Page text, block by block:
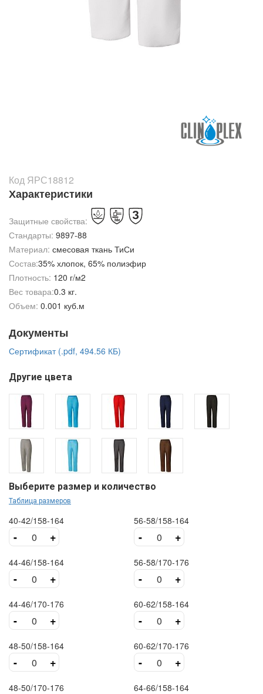
Код ЯРС18812
Характеристики
Защитные свойства:
Стандарты: 9897-88
Материал: смесовая ткань ТиСи
Состав:35% хлопок, 65% полиэфир
Плотность: 120 г/м2
Вес товара:0.3 кг.
Объем: 0.001 куб.м
Документы
Сертификат (.pdf, 494.56 КБ)
Другие цвета
Выберите размер и количество
Таблица размеров
40-42/158-164
- +
44-46/158-164
- +
44-46/170-176
- +
48-50/158-164
- +
48-50/170-176
56-58/158-164
- +
56-58/170-176
- +
60-62/158-164
- +
60-62/170-176
- +
64-66/158-164